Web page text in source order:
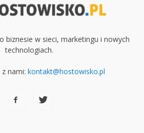
biznesie w sieci, marketingu i nowych
technologiach.
nami: kontakt@hostowisko.pl